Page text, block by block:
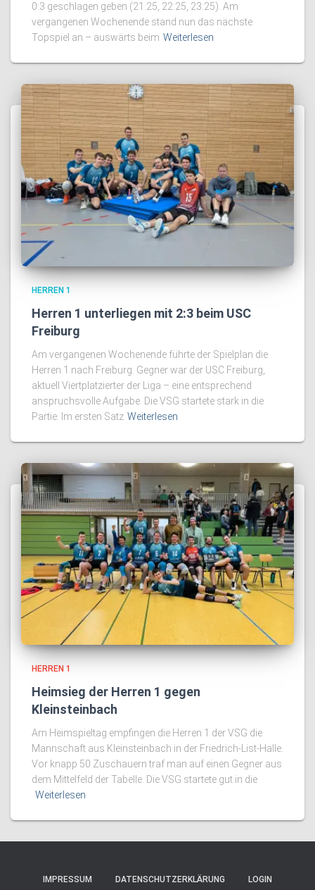
0:3 geschlagen geben (21:25, 22:25, 23:25). Am
vergangenen Wochenende stand nun das nächste
Topspiel an – auswärts beim Weiterlesen
HERREN 1
Herren 1 unterliegen mit 2:3 beim USC
Freiburg
Am vergangenen Wochenende führte der Spielplan die
Herren 1 nach Freiburg. Gegner war der USC Freiburg,
aktuell Viertplatzierter der Liga – eine entsprechend
anspruchsvolle Aufgabe. Die VSG startete stark in die
Partie. Im ersten Satz Weiterlesen
HERREN 1
Heimsieg der Herren 1 gegen
Kleinsteinbach
Am Heimspieltag empfingen die Herren 1 der VSG die
Mannschaft aus Kleinsteinbach in der Friedrich-List-Halle.
Vor knapp 50 Zuschauern traf man auf einen Gegner aus
dem Mittelfeld der Tabelle. Die VSG startete gut in die
Weiterlesen
IMPRESSUM DATENSCHUTZERKLÄRUNG LOGIN